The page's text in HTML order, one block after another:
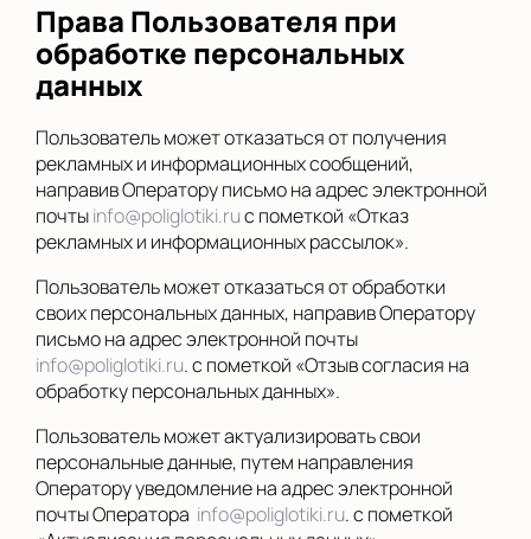
Права Пользователя при
обработке персональных
данных
Пользователь может отказаться от получения
рекламных и информационных сообщений,
направив Оператору письмо на адрес электронной
почтыinfo@poliglotiki.ruс пометкой «Отказ
рекламных и информационных рассылок».
Пользователь может отказаться от обработки
своих персональных данных, направив Оператору
письмо на адрес электронной почты
info@poliglotiki.ru. с пометкой «Отзыв согласия на
обработку персональных данных».
Пользователь может актуализировать свои
персональные данные, путем направления
Оператору уведомление на адрес электронной
почты Оператора info@poliglotiki.ru. с пометкой